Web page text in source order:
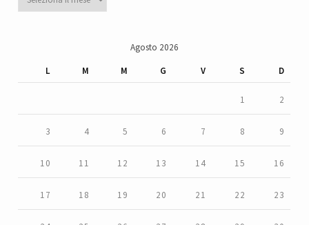
Agosto 2026
L
M M G V S D
1 2
3 4 5 6 7 8 9
10 11 12 13 14 15 16
17 18 19 20 21 22 23